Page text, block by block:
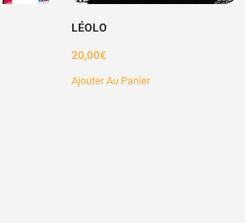
LÉOLO
20,00€
Ajouter Au Panier